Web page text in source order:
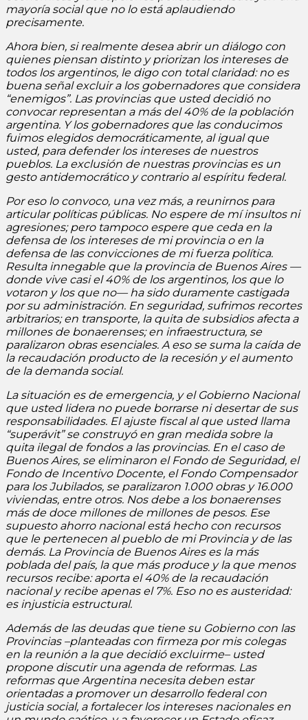
mayoría social que no lo está aplaudiendo
precisamente.
Ahora bien, si realmente desea abrir un diálogo con
quienes piensan distinto y priorizan los intereses de
todos los argentinos, le digo con total claridad: no es
buena señal excluir a los gobernadores que considera
“enemigos”. Las provincias que usted decidió no
convocar representan a más del 40% de la población
argentina. Y los gobernadores que las conducimos
fuimos elegidos democráticamente, al igual que
usted, para defender los intereses de nuestros
pueblos. La exclusión de nuestras provincias es un
gesto antidemocrático y contrario al espíritu federal.
Por eso lo convoco, una vez más, a reunirnos para
articular políticas públicas. No espere de mí insultos ni
agresiones; pero tampoco espere que ceda en la
defensa de los intereses de mi provincia o en la
defensa de las convicciones de mi fuerza política.
Resulta innegable que la provincia de Buenos Aires —
donde vive casi el 40% de los argentinos, los que lo
votaron y los que no— ha sido duramente castigada
por su administración. En seguridad, sufrimos recortes
arbitrarios; en transporte, la quita de subsidios afecta a
millones de bonaerenses; en infraestructura, se
paralizaron obras esenciales. A eso se suma la caída de
la recaudación producto de la recesión y el aumento
de la demanda social.
La situación es de emergencia, y el Gobierno Nacional
que usted lidera no puede borrarse ni desertar de sus
responsabilidades. El ajuste fiscal al que usted llama
“superávit” se construyó en gran medida sobre la
quita ilegal de fondos a las provincias. En el caso de
Buenos Aires, se eliminaron el Fondo de Seguridad, el
Fondo de Incentivo Docente, el Fondo Compensador
para los Jubilados, se paralizaron 1.000 obras y 16.000
viviendas, entre otros. Nos debe a los bonaerenses
más de doce millones de millones de pesos. Ese
supuesto ahorro nacional está hecho con recursos
que le pertenecen al pueblo de mi Provincia y de las
demás. La Provincia de Buenos Aires es la más
poblada del país, la que más produce y la que menos
recursos recibe: aporta el 40% de la recaudación
nacional y recibe apenas el 7%. Eso no es austeridad:
es injusticia estructural.
Además de las deudas que tiene su Gobierno con las
Provincias –planteadas con firmeza por mis colegas
en la reunión a la que decidió excluirme– usted
propone discutir una agenda de reformas. Las
reformas que Argentina necesita deben estar
orientadas a promover un desarrollo federal con
justicia social, a fortalecer los intereses nacionales en